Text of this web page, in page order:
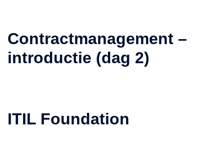
Contractmanagement –
introductie (dag 2)
ITIL Foundation